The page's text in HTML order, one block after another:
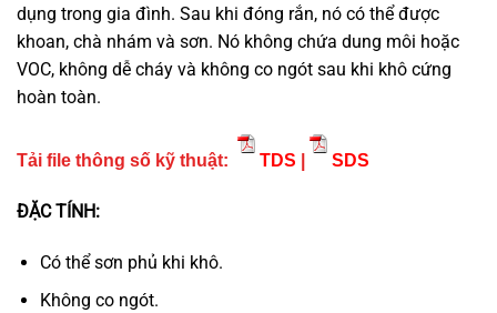
dụng trong gia đình. Sau khi đóng rắn, nó có thể được
khoan, chà nhám và sơn. Nó không chứa dung môi hoặc
VOC, không dễ cháy và không co ngót sau khi khô cứng
hoàn toàn.
Tải file thông số kỹ thuật: TDS SDS
ĐẶC TÍNH:
Có thể sơn phủ khi khô.
Không co ngót.